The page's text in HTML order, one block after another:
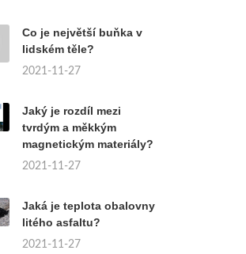
Co je největší buňka v
lidském těle?
2021-11-27
Jaký je rozdíl mezi
tvrdým a měkkým
magnetickým materiály?
2021-11-27
Jaká je teplota obalovny
litého asfaltu?
2021-11-27